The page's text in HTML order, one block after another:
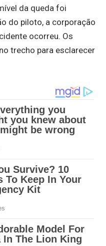
da queda foi
do piloto, a corporação
ocorreu. Os
trecho para esclarecer